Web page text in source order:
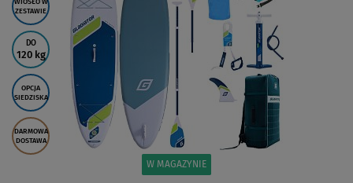
WIOSŁO W
ZESTAWIE
DO
120 kg
OPCJA
SIEDZISKA
DARMOWA
DOSTAWA
W MAGAZYNIE